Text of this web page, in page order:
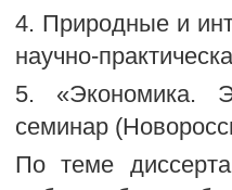
4. Природные и
научно-
5. «Экономика.
семинар
По теме